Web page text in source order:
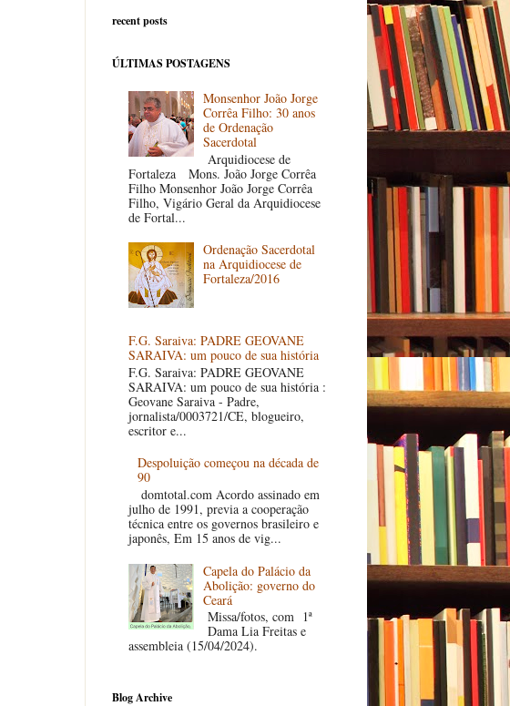
recent posts
ÚLTIMAS POSTAGENS
Monsenhor João Jorge
Corrêa Filho: 30 anos
de Ordenação
Sacerdotal
Arquidiocese de
Fortaleza Mons. João Jorge Corrêa
Filho Monsenhor João Jorge Corrêa
Filho, Vigário Geral da Arquidiocese
de Fortal...
Ordenação Sacerdotal
na Arquidiocese de
Fortaleza/2016
F.G. Saraiva: PADRE GEOVANE
SARAIVA: um pouco de sua história
F.G. Saraiva: PADRE GEOVANE
SARAIVA: um pouco de sua história :
Geovane Saraiva - Padre,
jornalista/0003721/CE, blogueiro,
escritor e...
Despoluição começou na década de
90
domtotal.com Acordo assinado em
julho de 1991, previa a cooperação
técnica entre os governos brasileiro e
japonês, Em 15 anos de vig...
Capela do Palácio da
Abolição: governo do
Ceará
Missa/fotos, com 1ª
Dama Lia Freitas e
assembleia (15/04/2024).
Blog Archive